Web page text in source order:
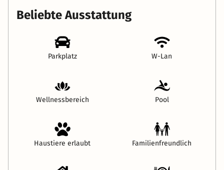
Beliebte Ausstattung
Parkplatz W-Lan
Wellnessbereich Pool
Haustiere erlaubt Familienfreundlich